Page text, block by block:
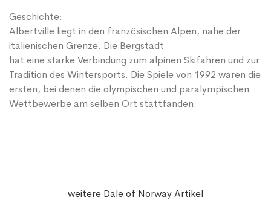
Geschichte:
Albertville liegt in den französischen Alpen, nahe der
italienischen Grenze. Die Bergstadt
hat eine starke Verbindung zum alpinen Skifahren und zur
Tradition des Wintersports. Die Spiele von 1992 waren die
ersten, bei denen die olympischen und paralympischen
Wettbewerbe am selben Ort stattfanden.
weitere Dale of Norway Artikel